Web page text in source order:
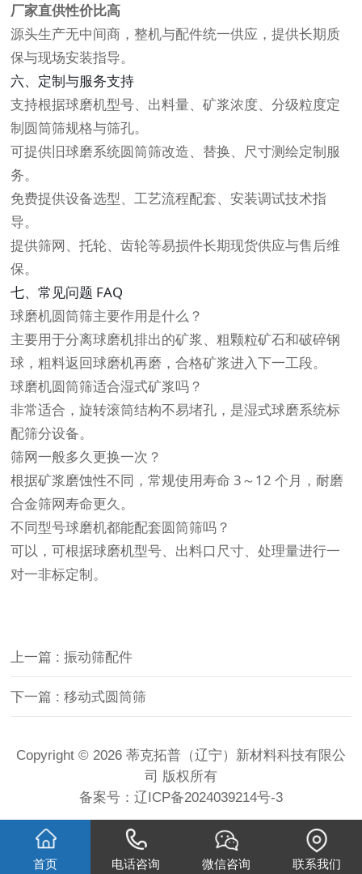
厂家直供性价比高
源头生产无中间商，整机与配件统一供应，提供长期质
保与现场安装指导。
六、定制与服务支持
支持根据球磨机型号、出料量、矿浆浓度、分级粒度定
制圆筒筛规格与筛孔。
可提供旧球磨系统圆筒筛改造、替换、尺寸测绘定制服
务。
免费提供设备选型、工艺流程配套、安装调试技术指
导。
提供筛网、托轮、齿轮等易损件长期现货供应与售后维
保。
七、常见问题 FAQ
球磨机圆筒筛主要作用是什么？
主要用于分离球磨机排出的矿浆、粗颗粒矿石和破碎钢
球，粗料返回球磨机再磨，合格矿浆进入下一工段。
球磨机圆筒筛适合湿式矿浆吗？
非常适合，旋转滚筒结构不易堵孔，是湿式球磨系统标
配筛分设备。
筛网一般多久更换一次？
根据矿浆磨蚀性不同，常规使用寿命 3～12 个月，耐磨
合金筛网寿命更久。
不同型号球磨机都能配套圆筒筛吗？
可以，可根据球磨机型号、出料口尺寸、处理量进行一
对一非标定制。
上一篇 : 振动筛配件
下一篇 : 移动式圆筒筛
Copyright © 2026 蒂克拓普（辽宁）新材料科技有限公
司 版权所有
备案号： 辽ICP备2024039214号-3
首页 电话咨询 微信咨询 联系我们